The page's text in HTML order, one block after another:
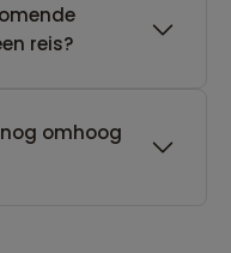
reis?
omhoog